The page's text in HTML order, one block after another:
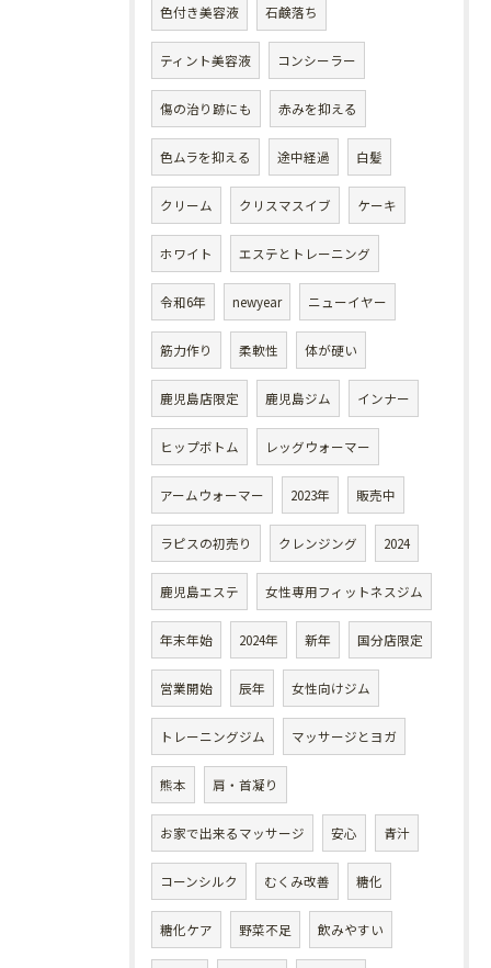
色付き美容液 石鹸落ち
ティント美容液 コンシーラー
傷の治り跡にも 赤みを抑える
色ムラを抑える 途中経過 白髪
クリーム クリスマスイブ ケーキ
ホワイト エステとトレーニング
令和6年 newyear ニューイヤー
筋力作り 柔軟性 体が硬い
鹿児島店限定 鹿児島ジム インナー
ヒップボトム レッグウォーマー
アームウォーマー 2023年 販売中
ラピスの初売り クレンジング 2024
鹿児島エステ 女性専用フィットネスジム
年末年始 2024年 新年 国分店限定
営業開始 辰年 女性向けジム
トレーニングジム マッサージとヨガ
熊本 肩・首凝り
お家で出来るマッサージ 安心 青汁
コーンシルク むくみ改善 糖化
糖化ケア 野菜不足 飲みやすい